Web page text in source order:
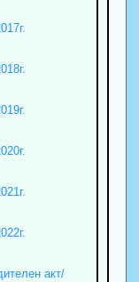
акт/